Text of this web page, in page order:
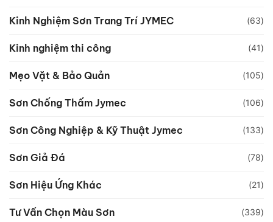
Kinh Nghiệm Sơn Trang Trí JYMEC (63)
Kinh nghiệm thi công (41)
Mẹo Vặt & Bảo Quản (105)
Sơn Chống Thấm Jymec (106)
Sơn Công Nghiệp & Kỹ Thuật Jymec (133)
Sơn Giả Đá (78)
Sơn Hiệu Ứng Khác (21)
Tư Vấn Chọn Màu Sơn (339)